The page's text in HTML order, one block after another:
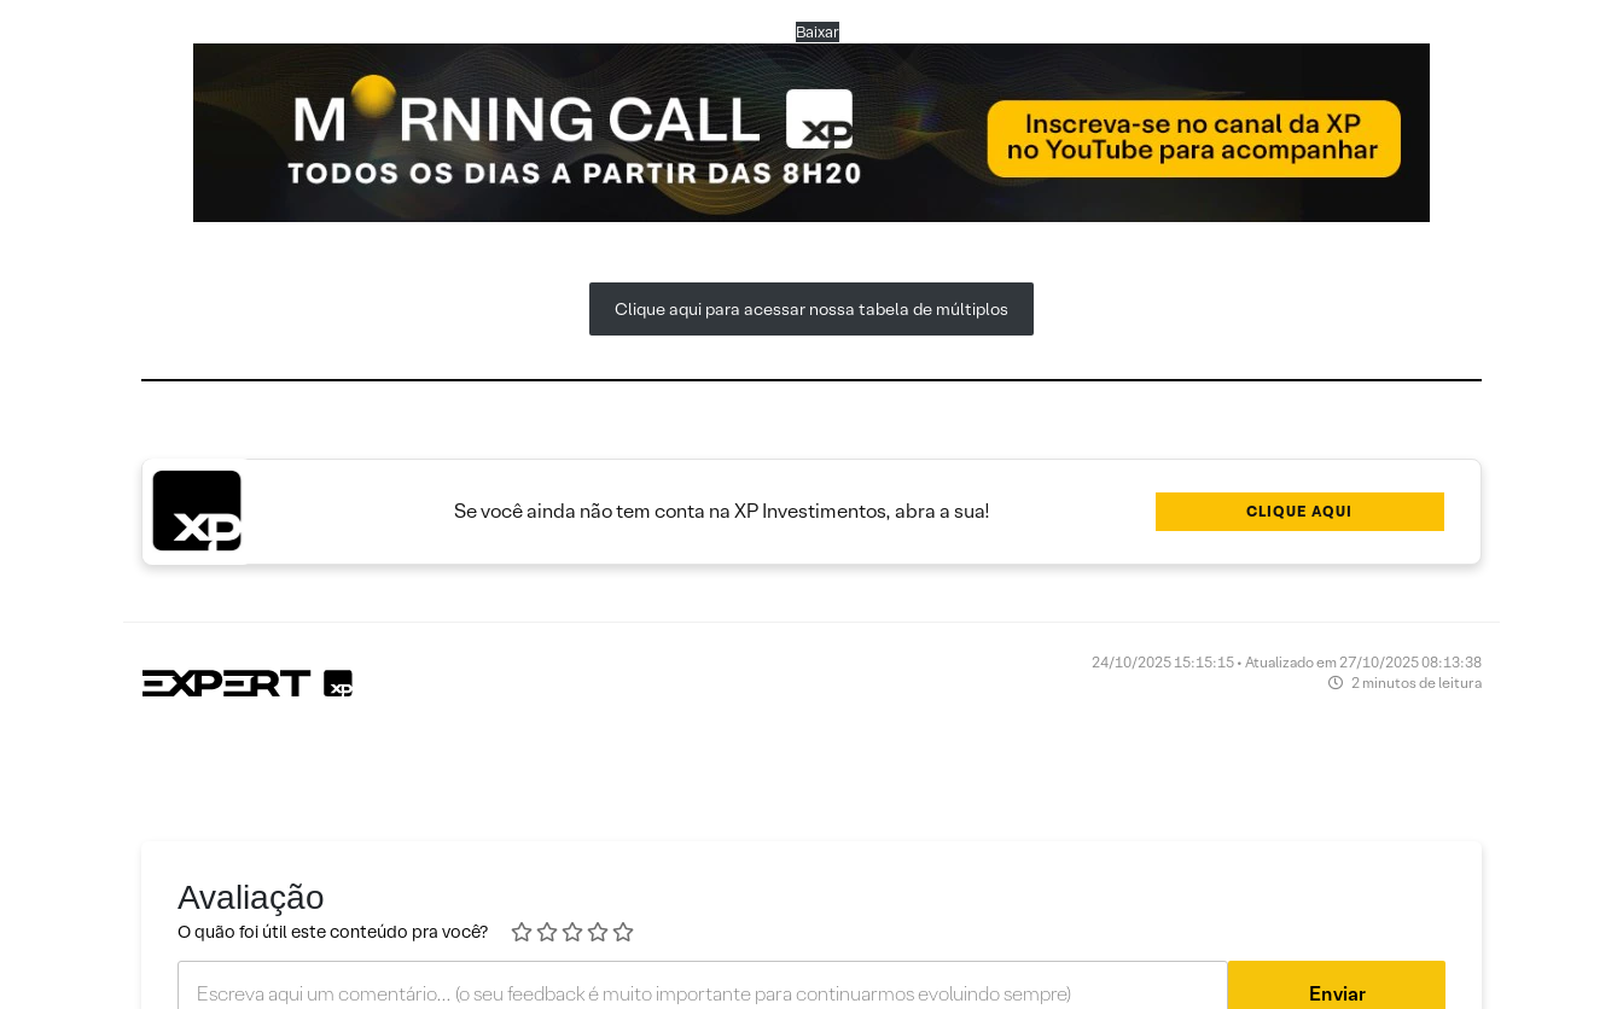
Baixar
Clique aqui para acessar nossa tabela de múltiplos
Se você ainda não tem conta na XP Investimentos, abra a sua! CLIQUE AQUI
24/10/2025 15:15:15 • Atualizado em 27/10/2025 08:13:38
2 minutos de leitura
Avaliação
O quão foi útil este conteúdo pra você?
Enviar